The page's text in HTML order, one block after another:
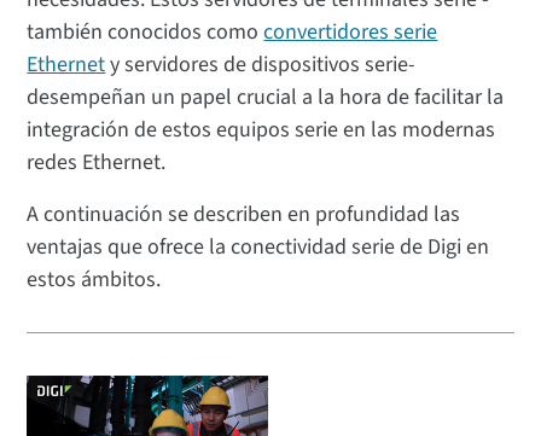
también conocidos comoconvertidores serie
Ethernety servidores de dispositivos serie-
desempeñan un papel crucial a la hora de facilitar la
integración de estos equipos serie en las modernas
redes Ethernet.
A continuación se describen en profundidad las
ventajas que ofrece la conectividad serie de Digi en
estos ámbitos.